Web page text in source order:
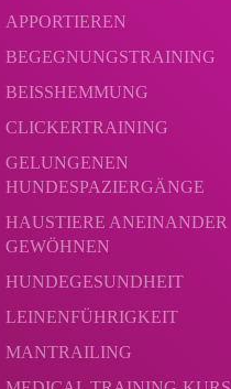
APPORTIEREN
BEGEGNUNGSTRAINING
BEISSHEMMUNG
CLICKERTRAINING
GELUNGENEN
HUNDESPAZIERGÄNGE
HAUSTIERE ANEINANDER
GEWÖHNEN
HUNDEGESUNDHEIT
LEINENFÜHRIGKEIT
MANTRAILING